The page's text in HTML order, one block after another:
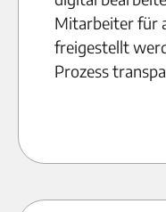
Mitarbeiter für
freigestellt
Prozess